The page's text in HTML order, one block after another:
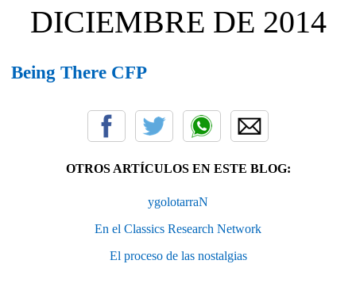
DICIEMBRE DE 2014
Being There CFP
OTROS ARTÍCULOS EN ESTE BLOG:
ygolotarraN
En el Classics Research Network
El proceso de las nostalgias